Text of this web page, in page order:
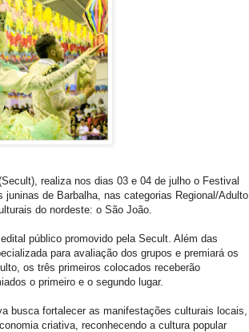
realiza nos dias 03 e 04 de julho o Festival
de Barbalha, nas categorias Regional/Adulto
do nordeste: o São João.
público promovido pela Secult. Além das
para avaliação dos grupos e premiará os
os três primeiros colocados receberão
o primeiro e o segundo lugar.
busca fortalecer as manifestações culturais locais,
criativa, reconhecendo a cultura popular